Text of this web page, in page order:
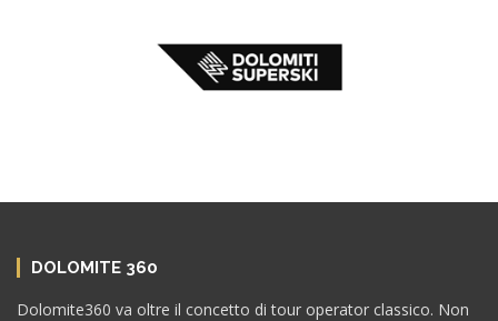
DOLOMITE 360
Dolomite360 va oltre il concetto di tour operator classico. Non